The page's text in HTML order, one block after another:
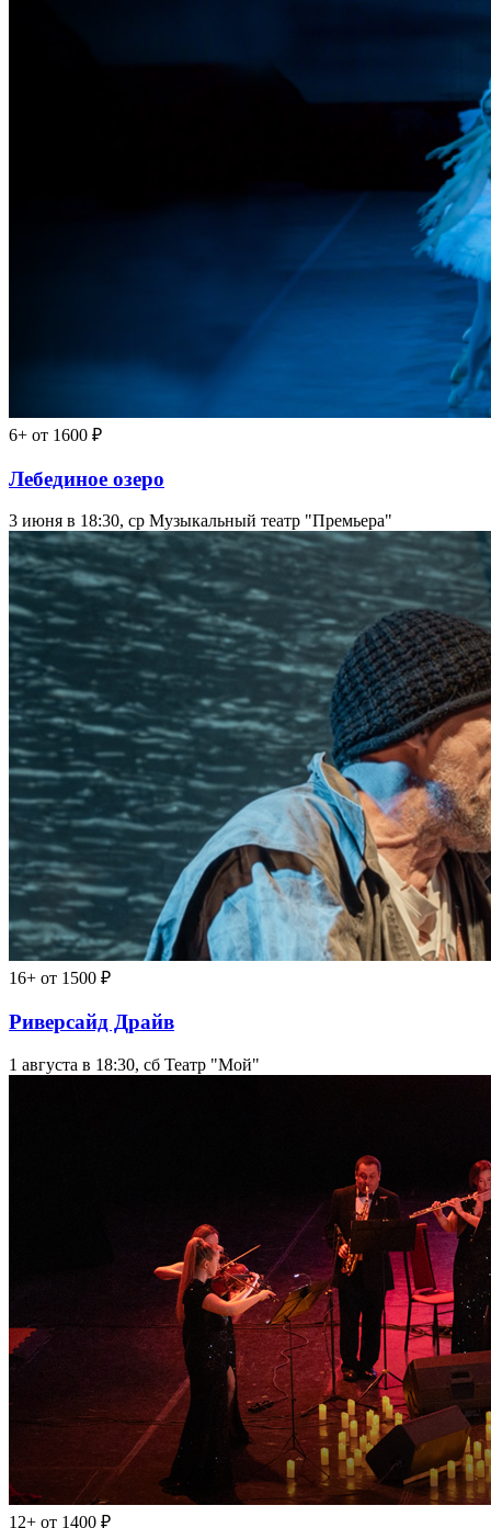
6+ от 1600 ₽
Лебединое озеро
3 июня в 18:30, ср Музыкальный театр "Премьера"
16+ от 1500 ₽
Риверсайд Драйв
1 августа в 18:30, сб Театр "Мой"
12+ от 1400 ₽